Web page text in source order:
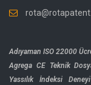
Adıyaman ISO 22000
Agrega CE Teknik
Yassılık İndeksi Deneyi